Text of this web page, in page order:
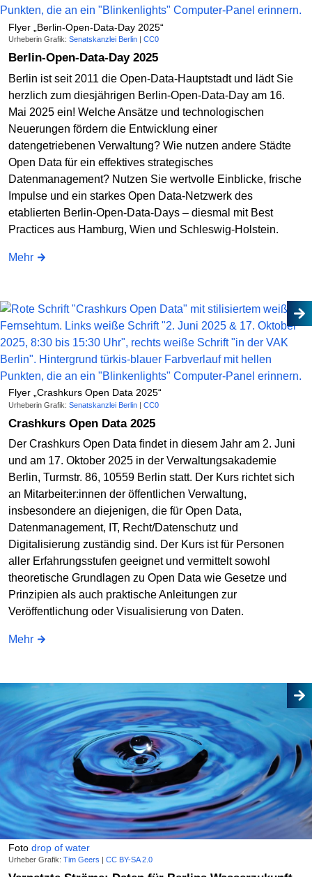
Flyer „Berlin-Open-Data-Day 2025“
Urheberin Grafik: Senatskanzlei Berlin | CC0
Berlin-Open-Data-Day 2025
Berlin ist seit 2011 die Open-Data-Hauptstadt und lädt Sie
herzlich zum diesjährigen Berlin-Open-Data-Day am 16.
Mai 2025 ein! Welche Ansätze und technologischen
Neuerungen fördern die Entwicklung einer
datengetriebenen Verwaltung? Wie nutzen andere Städte
Open Data für ein effektives strategisches
Datenmanagement? Nutzen Sie wertvolle Einblicke, frische
Impulse und ein starkes Open Data-Netzwerk des
etablierten Berlin-Open-Data-Days – diesmal mit Best
Practices aus Hamburg, Wien und Schleswig-Holstein.
Mehr
Flyer „Crashkurs Open Data 2025“
Urheberin Grafik: Senatskanzlei Berlin | CC0
Crashkurs Open Data 2025
Der Crashkurs Open Data findet in diesem Jahr am 2. Juni
und am 17. Oktober 2025 in der Verwaltungsakademie
Berlin, Turmstr. 86, 10559 Berlin statt. Der Kurs richtet sich
an Mitarbeiter:innen der öffentlichen Verwaltung,
insbesondere an diejenigen, die für Open Data,
Datenmanagement, IT, Recht/Datenschutz und
Digitalisierung zuständig sind. Der Kurs ist für Personen
aller Erfahrungsstufen geeignet und vermittelt sowohl
theoretische Grundlagen zu Open Data wie Gesetze und
Prinzipien als auch praktische Anleitungen zur
Veröffentlichung oder Visualisierung von Daten.
Mehr
Foto drop of water
Urheber Grafik: Tim Geers | CC BY-SA 2.0